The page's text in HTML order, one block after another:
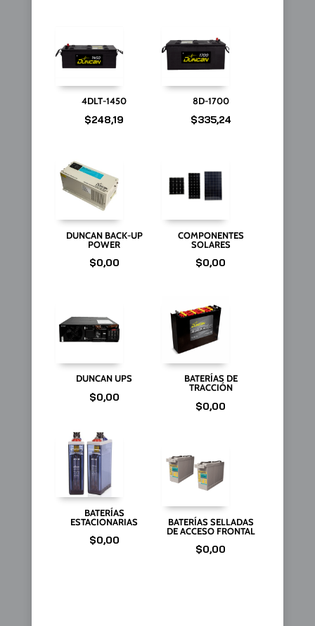
4DLT-1450
$248,19
8D-1700
$335,24
DUNCAN BACK-UP
POWER
$0,00
COMPONENTES
SOLARES
$0,00
DUNCAN UPS
$0,00
BATERÍAS DE
TRACCIÓN
$0,00
BATERÍAS
ESTACIONARIAS
$0,00
BATERÍAS SELLADAS
DE ACCESO FRONTAL
$0,00